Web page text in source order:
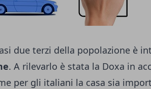
due terzi della popolazione è
. A rilevarlo è stata la Doxa in
per gli italiani la casa sia